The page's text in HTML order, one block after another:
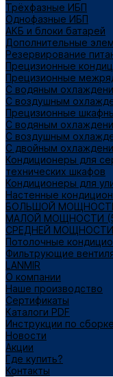
Трёхфазные ИБП
Однофазные ИБП
АКБ и блоки батарей
Дополнительные
Резервирование
Прецизионные
Прецизионные
С водяным
С воздушным
Прецизионные
С водяным
С воздушным
С двойным
Кондиционеры для
технических шкафов
Кондиционеры для
Настенные
БОЛЬШОЙ МОЩНОСТИ
МАЛОЙ МОЩНОСТИ
СРЕДНЕЙ МОЩНОСТИ
Потолочные
Фильтрующие
LANMIR
О компании
Наше производство
Сертификаты
Каталоги PDF
Инструкции по сборке
Новости
Акции
Где купить?
Контакты